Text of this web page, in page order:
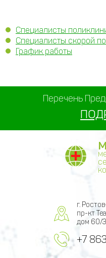
Специалисты
Специалисты скорой
График работы
Перечень
г.
пр-кт
дом 60/
+7